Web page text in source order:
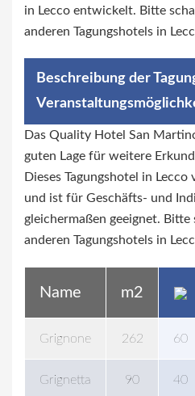
in Lecco entwickelt. Bitte
anderen Tagungshotels in
Beschreibung der
Das Quality Hotel San
guten Lage für weitere
Dieses Tagungshotel in
und ist für Geschäfts- und
gleichermaßen geeignet. Bitte
anderen Tagungshotels in
Name m2
Grignone 262 60
Grignetta 90 40